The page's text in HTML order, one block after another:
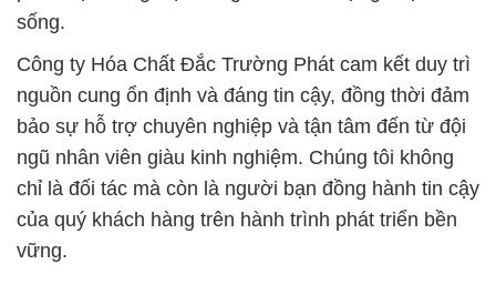
sống.
Công ty Hóa Chất Đắc Trường Phát cam kết duy trì
nguồn cung ổn định và đáng tin cậy, đồng thời đảm
bảo sự hỗ trợ chuyên nghiệp và tận tâm đến từ đội
ngũ nhân viên giàu kinh nghiệm. Chúng tôi không
chỉ là đối tác mà còn là người bạn đồng hành tin cậy
của quý khách hàng trên hành trình phát triển bền
vững.